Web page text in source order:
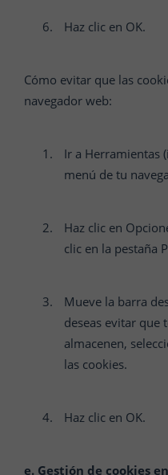
Haz clic en OK.
Cómo evitar que las
navegador web:
Ir a Herramientas
menú de tu
Haz clic en
clic en la pestaña
Mueve la barra
deseas evitar que
almacenen,
las cookies.
Haz clic en OK.
e. Gestión de cookies